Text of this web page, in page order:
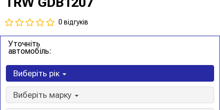
0 відгуків
Уточніть
автомобіль:
Виберіть рік
Виберіть марку